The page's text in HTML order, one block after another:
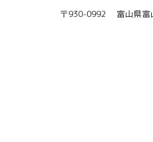
〒930-0992 富山県富